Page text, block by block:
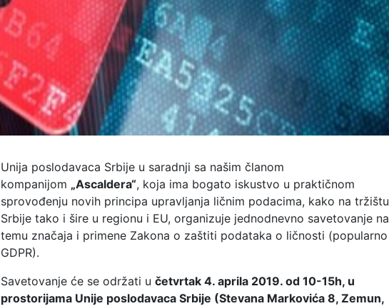
Unija poslodavaca Srbije u saradnji sa našim članom
kompanijom „Ascaldera“, koja ima bogato iskustvo u praktičnom
sprovođenju novih principa upravljanja ličnim podacima, kako na tržištu
Srbije tako i šire u regionu i EU, organizuje jednodnevno savetovanje na
temu značaja i primene Zakona o zaštiti podataka o ličnosti (popularno
GDPR).
Savetovanje će se održati u četvrtak 4. aprila 2019. od 10-15h, u
prostorijama Unije poslodavaca Srbije (Stevana Markovića 8, Zemun,